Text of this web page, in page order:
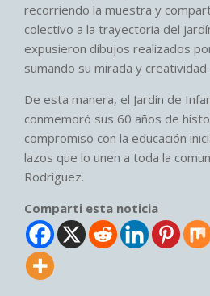
recorriendo la muestra y
colectivo a la trayectoria del
expusieron dibujos realizados
sumando su mirada y creatividad
De esta manera, el Jardín de
conmemoró sus 60 años de
compromiso con la educación
lazos que lo unen a toda la
Rodríguez.
Comparti esta noticia